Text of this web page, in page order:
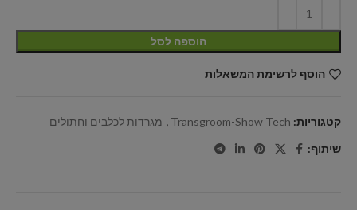
הוספה לסל
הוסף לרשימת המשאלות
קטגוריות: Transgroom-Show Tech
, מגרדות לכלבים וחתולים
שיתוף: